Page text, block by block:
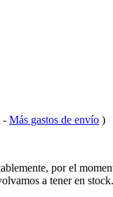
- Más gastos de envío )
por el
a tener en stock.